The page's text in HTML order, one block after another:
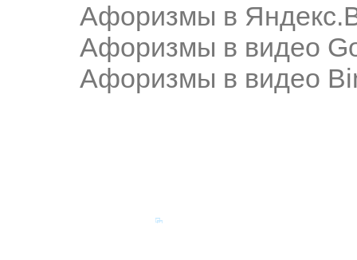
Афоризмы в
Афоризмы в видео
Афоризмы в видео